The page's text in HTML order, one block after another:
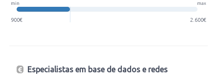
min max
900€ 2.600€
Especialistas em base de dados e redes